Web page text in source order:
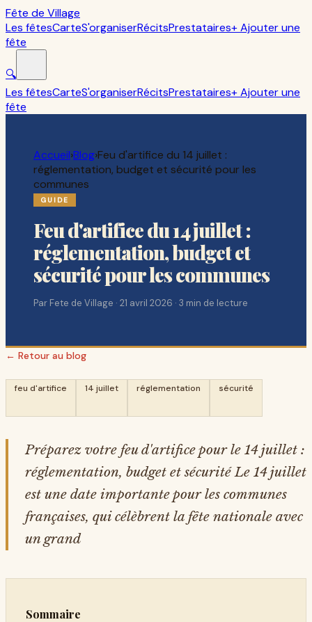
Fête de Village
Les fêtesCarteS'organiserRécitsPrestataires+ Ajouter une
fête
🔍
Les fêtesCarteS'organiserRécitsPrestataires+ Ajouter une
fête
Accueil›Blog›Feu d'artifice du 14 juillet :
réglementation, budget et sécurité pour les
communes
GUIDE
Feu d'artifice du 14 juillet :
réglementation, budget et
sécurité pour les communes
Par Fete de Village · 21 avril 2026 · 3 min de lecture
← Retour au blog
feu d'artifice 14 juillet réglementation sécurité
Préparez votre feu d'artifice pour le 14 juillet :
réglementation, budget et sécurité Le 14 juillet
est une date importante pour les communes
françaises, qui célèbrent la fête nationale avec
un grand
Sommaire